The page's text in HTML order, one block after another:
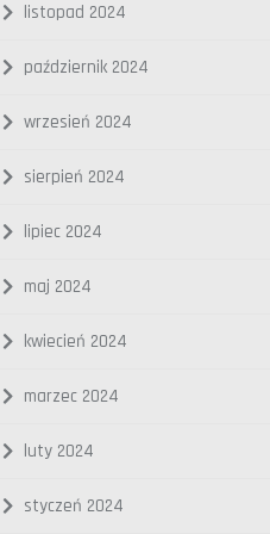
listopad 2024
październik 2024
wrzesień 2024
sierpień 2024
lipiec 2024
maj 2024
kwiecień 2024
marzec 2024
luty 2024
styczeń 2024